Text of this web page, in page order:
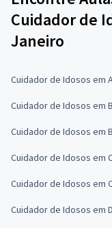
Cuidador de
Janeiro
Cuidador de Idosos em
Cuidador de Idosos em
Cuidador de Idosos em
Cuidador de Idosos em
Cuidador de Idosos em
Cuidador de Idosos em